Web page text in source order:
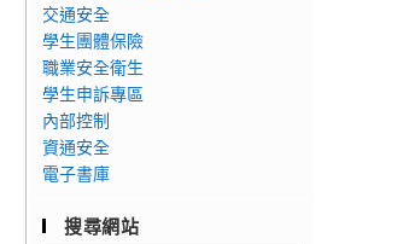
交通安全
學生團體保險
職業安全衛生
學生申訴專區
內部控制
資通安全
電子書庫
搜尋網站